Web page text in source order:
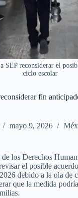
SEP reconsiderar el
ciclo escolar
fin
mayo 9, 2026
los Derechos
el posible
debido a la ola de
que la medida